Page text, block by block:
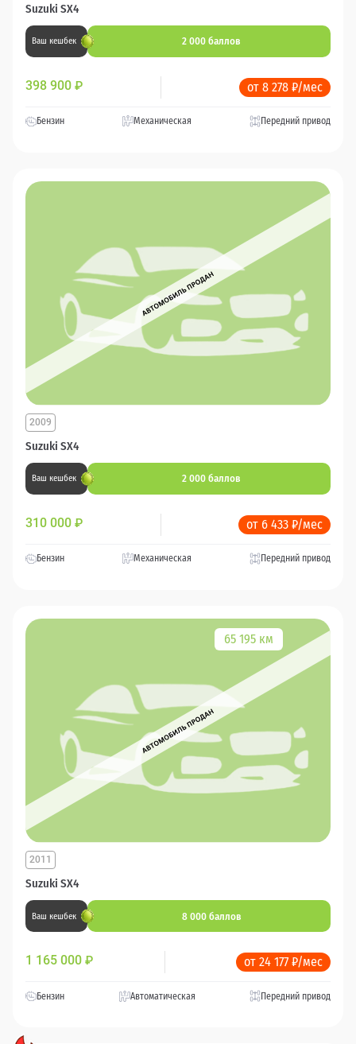
Suzuki SX4
Ваш кешбек 2 000 баллов
398 900 ₽ от 8 278 ₽/мес
Бензин Механическая Передний привод
Suzuki SX4
2009
Ваш кешбек 2 000 баллов
310 000 ₽ от 6 433 ₽/мес
Бензин Механическая Передний привод
65 195 км
Suzuki SX4
2011
Ваш кешбек 8 000 баллов
1 165 000 ₽ от 24 177 ₽/мес
Бензин Автоматическая Передний привод